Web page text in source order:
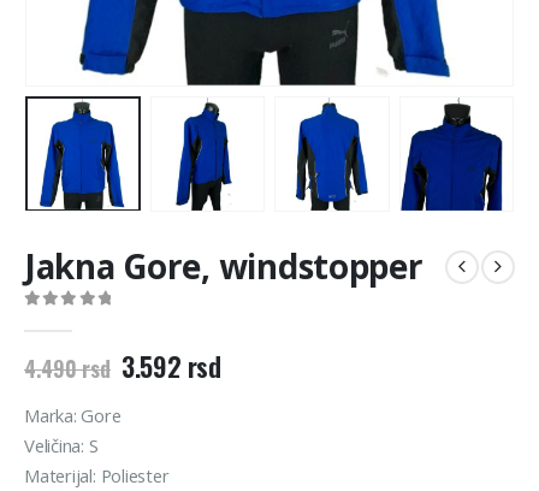
Jakna Gore, windstopper
4.490rsd Originalna
cena
4.490 rsd.
3.592 rsdTrenutna
cena
Marka: Gore
Veličina: S
Materijal: Poliester